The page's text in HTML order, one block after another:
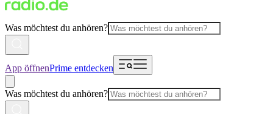
Was möchtest du anhören?
App öffnenPrime entdecken
Was möchtest du anhören?